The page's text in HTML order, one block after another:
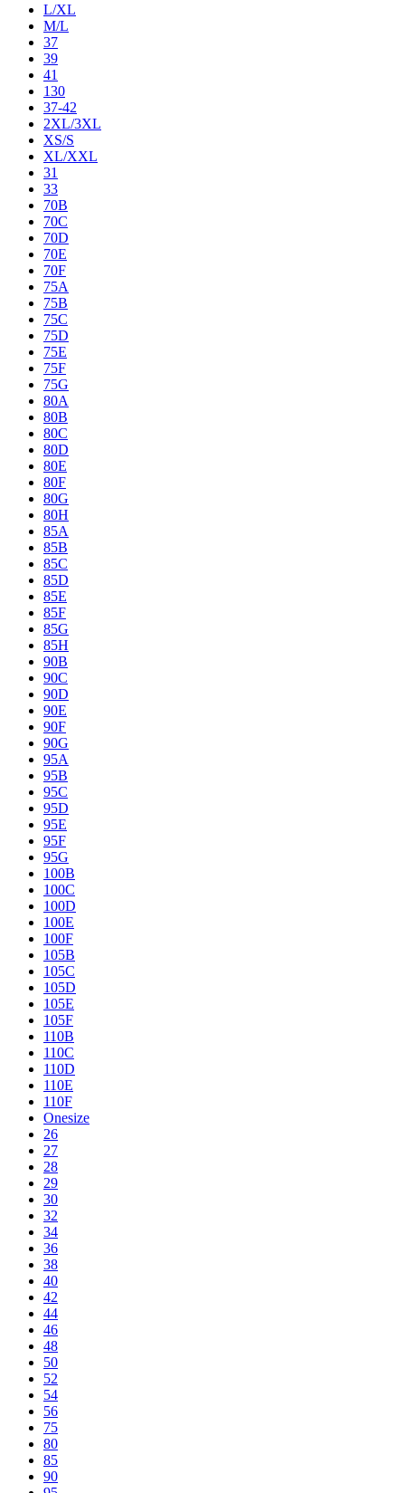
L/XL
M/L
37
39
41
130
37-42
2XL/3XL
XS/S
XL/XXL
31
33
70B
70C
70D
70E
70F
75A
75B
75C
75D
75E
75F
75G
80A
80B
80C
80D
80E
80F
80G
80H
85A
85B
85C
85D
85E
85F
85G
85H
90B
90C
90D
90E
90F
90G
95A
95B
95C
95D
95E
95F
95G
100B
100C
100D
100E
100F
105B
105C
105D
105E
105F
110B
110C
110D
110E
110F
Onesize
26
27
28
29
30
32
34
36
38
40
42
44
46
48
50
52
54
56
75
80
85
90